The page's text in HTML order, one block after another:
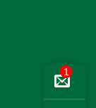
1